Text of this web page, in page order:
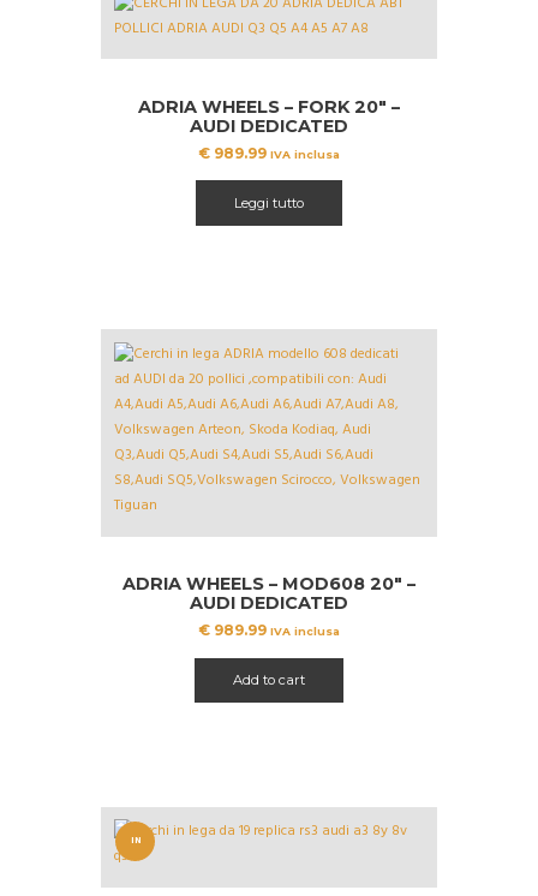
ADRIA WHEELS – FORK 20″ –
AUDI DEDICATED
€ 989.99 IVA inclusa
Leggi tutto
ADRIA WHEELS – MOD608 20″ –
AUDI DEDICATED
€ 989.99 IVA inclusa
Add to cart
IN